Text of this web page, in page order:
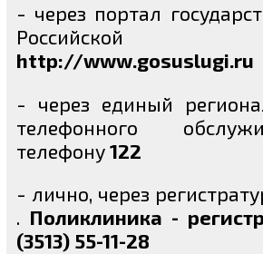
- через портал
Российской
http://www.gosuslugi.ru
- через единый
телефонного
телефону122
- лично, через
. Поликлиника -
(3513) 55-11-28